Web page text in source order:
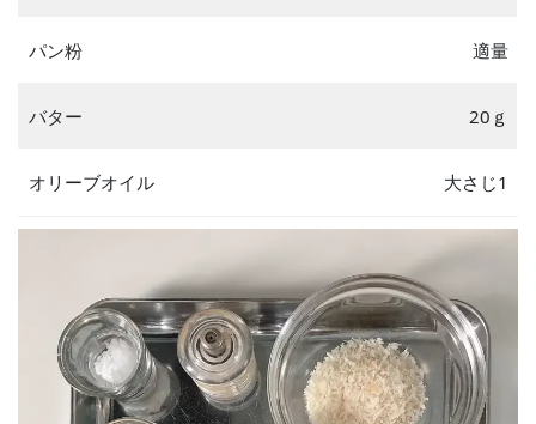
パン粉 適量
バター 20ｇ
オリーブオイル 大さじ1